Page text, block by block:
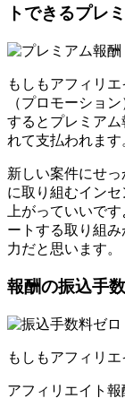
トできるプレ
もしもアフィリ
（プロモーショ
するとプレミア
れて支払われます
新しい案件にせ
に取り組むイン
上がっていいで
ートする取り組
力だと思います。
報酬の振込手
もしもアフィリ
アフィリエイト